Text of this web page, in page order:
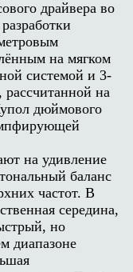
драйвера во
на мягком
системой и 3-
рассчитанной на
дюймового
на удивление
баланс
частот. В
середина,
но
диапазоне